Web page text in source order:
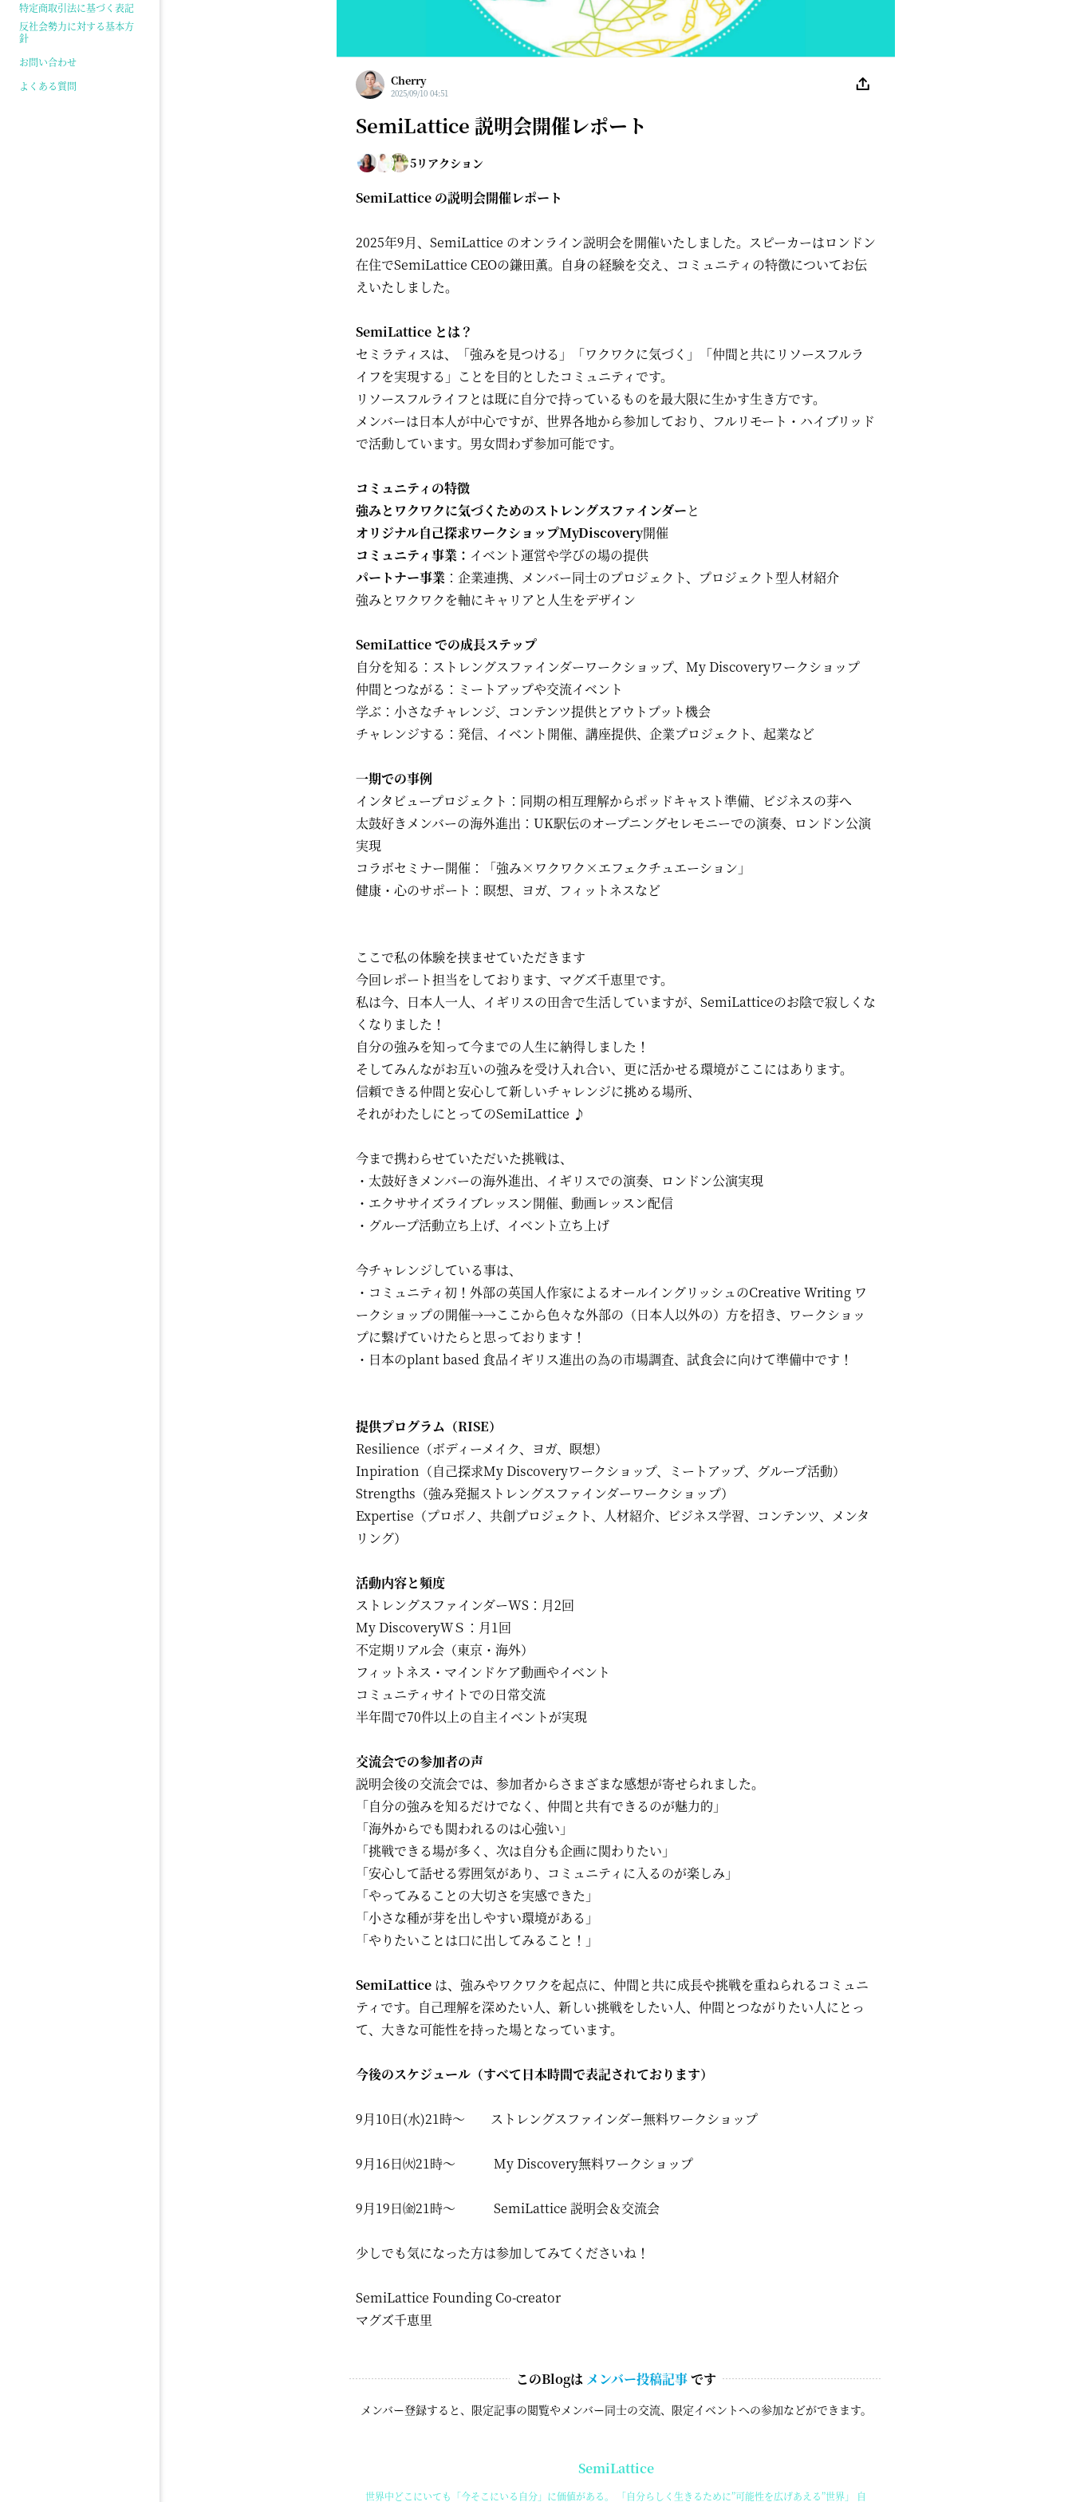
特定商取引法に基づく表記
反社会勢力に対する基本方
針
お問い合わせ
よくある質問
Cherry
2025/09/10 04:51
SemiLattice 説明会開催レポート
5リアクション
SemiLattice の説明会開催レポート
2025年9月、SemiLattice のオンライン説明会を開催いたしました。スピーカーはロンドン
在住でSemiLattice CEOの鎌田薫。自身の経験を交え、コミュニティの特徴についてお伝
えいたしました。
SemiLattice とは？
セミラティスは、「強みを見つける」「ワクワクに気づく」「仲間と共にリソースフルラ
イフを実現する」ことを目的としたコミュニティです。
リソースフルライフとは既に自分で持っているものを最大限に生かす生き方です。
メンバーは日本人が中心ですが、世界各地から参加しており、フルリモート・ハイブリッド
で活動しています。男女問わず参加可能です。
コミュニティの特徴
強みとワクワクに気づくためのストレングスファインダーと
オリジナル自己探求ワークショップMyDiscovery開催
コミュニティ事業： イベント運営や学びの場の提供
パートナー事業 ：企業連携、メンバー同士のプロジェクト、プロジェクト型人材紹介
強みとワクワクを軸にキャリアと人生をデザイン
SemiLattice での成長ステップ
自分を知る：ストレングスファインダーワークショップ、My Discoveryワークショップ
仲間とつながる：ミートアップや交流イベント
学ぶ：小さなチャレンジ、コンテンツ提供とアウトプット機会
チャレンジする：発信、イベント開催、講座提供、企業プロジェクト、起業など
一期での事例
インタビュープロジェクト：同期の相互理解からポッドキャスト準備、ビジネスの芽へ
太鼓好きメンバーの海外進出：UK駅伝のオープニングセレモニーでの演奏、ロンドン公演
実現
コラボセミナー開催：「強み×ワクワク×エフェクチュエーション」
健康・心のサポート：瞑想、ヨガ、フィットネスなど
ここで私の体験を挟ませていただきます
今回レポート担当をしております、マグズ千恵里です。
私は今、日本人一人、イギリスの田舎で生活していますが、SemiLatticeのお陰で寂しくな
くなりました！
自分の強みを知って今までの人生に納得しました！
そしてみんながお互いの強みを受け入れ合い、更に活かせる環境がここにはあります。
信頼できる仲間と安心して新しいチャレンジに挑める場所、
それがわたしにとってのSemiLattice ♪
今まで携わらせていただいた挑戦は、
・太鼓好きメンバーの海外進出、イギリスでの演奏、ロンドン公演実現
・エクササイズライブレッスン開催、動画レッスン配信
・グループ活動立ち上げ、イベント立ち上げ
今チャレンジしている事は、
・コミュニティ初！外部の英国人作家によるオールイングリッシュのCreative Writing ワ
ークショップの開催→→ここから色々な外部の（日本人以外の）方を招き、ワークショッ
プに繋げていけたらと思っております！
・日本のplant based 食品イギリス進出の為の市場調査、試食会に向けて準備中です！
提供プログラム（RISE）
Resilience（ボディーメイク、ヨガ、瞑想）
Inpiration（自己探求My Discoveryワークショップ、ミートアップ、グループ活動）
Strengths（強み発掘ストレングスファインダーワークショップ）
Expertise（プロボノ、共創プロジェクト、人材紹介、ビジネス学習、コンテンツ、メンタ
リング）
活動内容と頻度
ストレングスファインダーWS：月2回
My DiscoveryＷＳ：月1回
不定期リアル会（東京・海外）
フィットネス・マインドケア動画やイベント
コミュニティサイトでの日常交流
半年間で70件以上の自主イベントが実現
交流会での参加者の声
説明会後の交流会では、参加者からさまざまな感想が寄せられました。
「自分の強みを知るだけでなく、仲間と共有できるのが魅力的」
「海外からでも関われるのは心強い」
「挑戦できる場が多く、次は自分も企画に関わりたい」
「安心して話せる雰囲気があり、コミュニティに入るのが楽しみ」
「やってみることの大切さを実感できた」
「小さな種が芽を出しやすい環境がある」
「やりたいことは口に出してみること！」
SemiLattice は、強みやワクワクを起点に、仲間と共に成長や挑戦を重ねられるコミュニ
ティです。自己理解を深めたい人、新しい挑戦をしたい人、仲間とつながりたい人にとっ
て、大きな可能性を持った場となっています。
今後のスケジュール（すべて日本時間で表記されております）
9月10日(水)21時～ ストレングスファインダー無料ワークショップ
9月16日㈫21時～ My Discovery無料ワークショップ
9月19日㈮21時～ SemiLattice 説明会＆交流会
少しでも気になった方は参加してみてくださいね！
SemiLattice Founding Co-creator
マグズ千恵里
このBlogは メンバー投稿記事です
メンバー登録すると、限定記事の閲覧やメンバー同士の交流、限定イベントへの参加などができます。
SemiLattice
世界中どこにいても「今そこにいる自分」に価値がある。 「自分らしく生きるために”可能性を広げあえる”世界」 自